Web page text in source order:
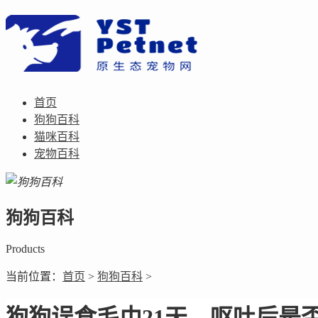
首页
狗狗百科
猫咪百科
宠物百科
狗狗百科
Products
当前位置： 首页 > 狗狗百科 >